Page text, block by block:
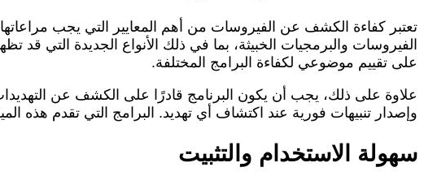
تعتبر كفاءة الكشف عن الفيروسات من أهم المعايير التي يجب
على تقييم موضوعي لكفاءة البرامج المختلفة.
علاوة على ذلك، يجب أن يكون البرنامج قادرًا على الكشف عن
وإصدار تنبيهات فورية عند اكتشاف أي تهديد. البرامج التي تقدم هذه
سهولة الاستخدام والتثبيت